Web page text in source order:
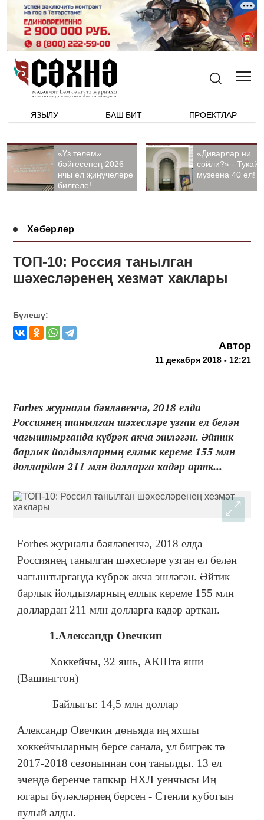
ЯЗЫЛУ БАШ БИТ ПРОЕКТЛАР
«Үз телем»
бәйгесенең 2026
нчы ел җиңүчеләре
билгеле!
«Диварлар ни
сөйли?» - Тукай
музеена 40 ел!
Хәбәрләр
ТОП-10: Россия танылган
шәхесләренең хезмәт хаклары
Бүлешү:
Автор
11 декабря 2018 - 12:21
Forbes журналы бәяләвенчә, 2018 елда
Россиянең танылган шәхесләре узган ел белән
чагыштырганда күбрәк акча эшләгән. Әйтик
барлык йолдызларның еллык кереме 155 млн
доллардан 211 млн долларга кадәр артк...
Forbes журналы бәяләвенчә, 2018 елда
Россиянең танылган шәхесләре узган ел белән
чагыштырганда күбрәк акча эшләгән. Әйтик
барлык йолдызларның еллык кереме 155 млн
доллардан 211 млн долларга кадәр арткан.
1.Александр Овечкин
Хоккейчы, 32 яшь, АКШта яши
(Вашингтон)
Байлыгы: 14,5 млн доллар
Александр Овечкин дөньяда иң яхшы
хоккейчыларның берсе санала, ул бигрәк тә
2017-2018 сезоныннан соң танылды. 13 ел
эчендә беренче тапкыр НХЛ уенчысы Иң
югары бүләкләрнең берсен - Стенли кубогын
яулый алды.